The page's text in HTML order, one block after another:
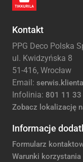
Kontakt
PPG Deco Polska
ul. Kwidzyńska 8
51-416, Wrocław
Email:
Infolinia: 801 11 33
Zobacz lokalizację
Informacje
Formularz
Warunki